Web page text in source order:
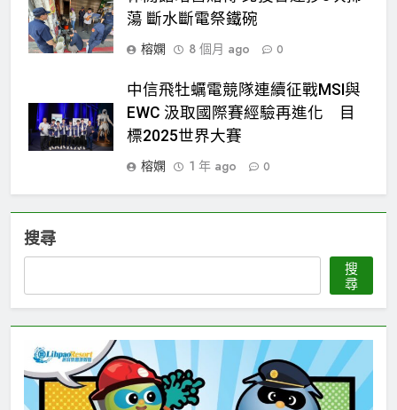
蕩 斷水斷電祭鐵碗
榕嫻
8 個月 ago 0
中信飛牡蠣電競隊連續征戰MSI與
EWC 汲取國際賽經驗再進化 目
標2025世界大賽
榕嫻
1 年 ago 0
搜尋
搜
尋